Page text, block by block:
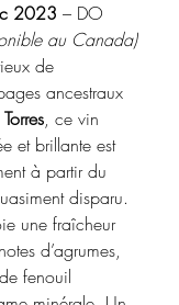
2023 – DO
au Canada)
de
ancestraux
Torres, ce vin
et brillante est
à partir du
disparu.
une fraîcheur
d’agrumes,
fenouil